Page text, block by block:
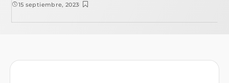
15 septiembre, 2023